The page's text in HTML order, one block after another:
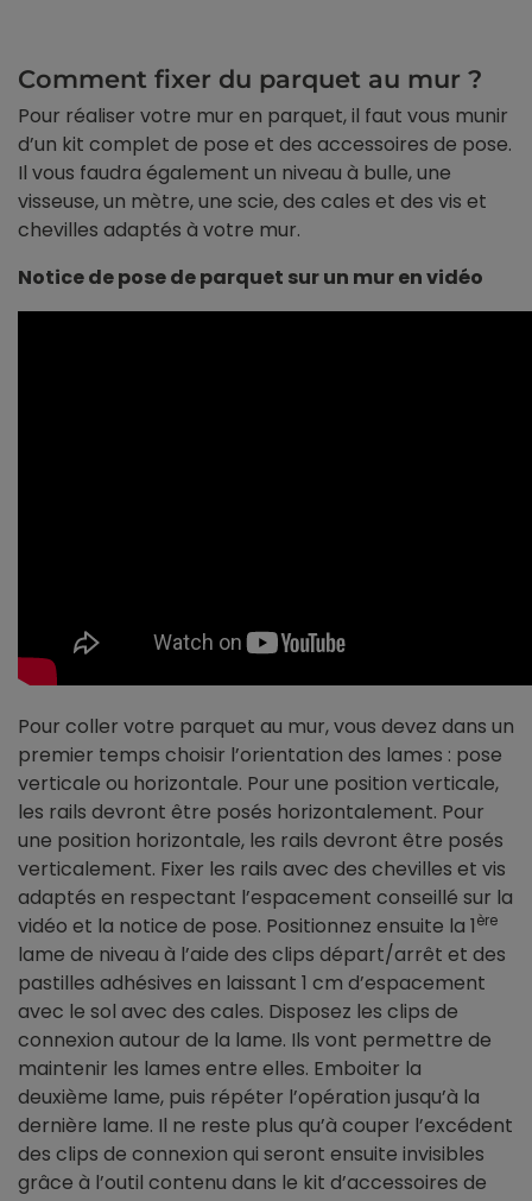
Comment fixer du parquet au mur ?
Pour réaliser votre mur en parquet, il faut vous munir
d’un kit complet de pose et des accessoires de pose.
Il vous faudra également un niveau à bulle, une
visseuse, un mètre, une scie, des cales et des vis et
chevilles adaptés à votre mur.
Notice de pose de parquet sur un mur en vidéo
Pour coller votre parquet au mur, vous devez dans un
premier temps choisir l’orientation des lames : pose
verticale ou horizontale. Pour une position verticale,
les rails devront être posés horizontalement. Pour
une position horizontale, les rails devront être posés
verticalement. Fixer les rails avec des chevilles et vis
adaptés en respectant l’espacement conseillé sur la
vidéo et la notice de pose. Positionnez ensuite la 1ère
lame de niveau à l’aide des clips départ/arrêt et des
pastilles adhésives en laissant 1 cm d’espacement
avec le sol avec des cales. Disposez les clips de
connexion autour de la lame. Ils vont permettre de
maintenir les lames entre elles. Emboiter la
deuxième lame, puis répéter l’opération jusqu’à la
dernière lame. Il ne reste plus qu’à couper l’excédent
des clips de connexion qui seront ensuite invisibles
grâce à l’outil contenu dans le kit d’accessoires de